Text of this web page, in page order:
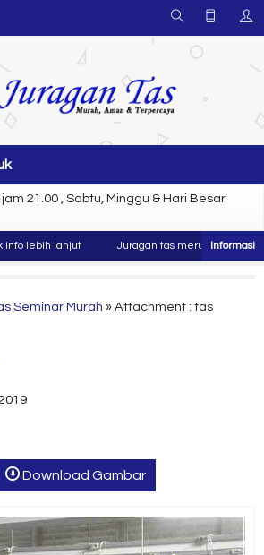
21.00 , Sabtu, Minggu & Hari Besar
lebih lanjut Juragan tas merupakan
Seminar Murah » Attachment : tas
Download Gambar